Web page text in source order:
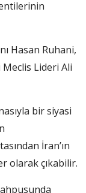
Hasan Ruhani,
Meclis Lideri Ali
bir siyasi
İran’ın
olarak çıkabilir.